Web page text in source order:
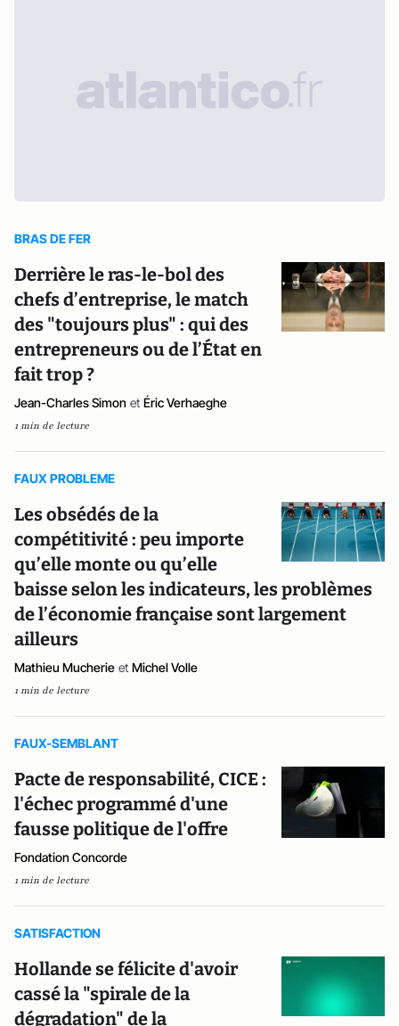
BRAS DE FER
Derrière le ras-le-bol des
chefs d’entreprise, le match
des "toujours plus" : qui des
entrepreneurs ou de l’État en
fait trop ?
Jean-Charles Simon et Éric Verhaeghe
1 min de lecture
FAUX PROBLEME
Les obsédés de la
compétitivité : peu importe
qu’elle monte ou qu’elle
baisse selon les indicateurs, les problèmes
de l’économie française sont largement
ailleurs
Mathieu Mucherie et Michel Volle
1 min de lecture
FAUX-SEMBLANT
Pacte de responsabilité, CICE :
l'échec programmé d'une
fausse politique de l'offre
Fondation Concorde
1 min de lecture
SATISFACTION
Hollande se félicite d'avoir
cassé la "spirale de la
dégradation" de la